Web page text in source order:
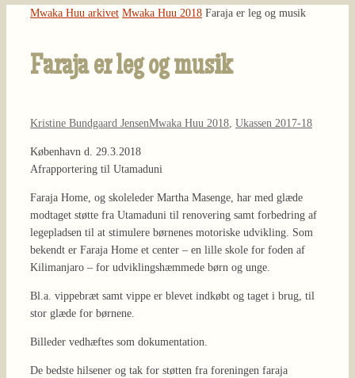
Home
Mwaka Huu arkivet Mwaka Huu 2018 Faraja er leg og musik
Faraja er leg og musik
Kristine Bundgaard JensenMwaka Huu 2018 Ukassen 2017-18
København d. 29.3.2018
Afrapportering til Utamaduni
Faraja Home, og skoleleder Martha Masenge, har med glæde
modtaget støtte fra Utamaduni til renovering samt forbedring af
legepladsen til at stimulere børnenes motoriske udvikling. Som
bekendt er Faraja Home et center – en lille skole for foden af
Kilimanjaro – for udviklingshæmmede børn og unge.
Bl.a. vippebræt samt vippe er blevet indkøbt og taget i brug, til
stor glæde for børnene.
Billeder vedhæftes som dokumentation.
De bedste hilsener og tak for støtten fra foreningen faraja